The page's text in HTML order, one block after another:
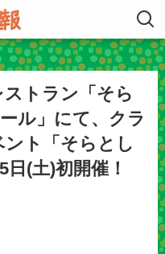
トラン「そら
ル」にて、クラ
ト「そらとし
(土)初開催！